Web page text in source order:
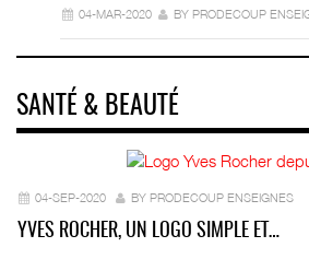
04-MAR-2020 BY PRODECOUP
SANTÉ & BEAUTÉ
04-SEP-2020 BY PRODECOUP ENSEIGNES
YVES ROCHER, UN LOGO SIMPLE ET…